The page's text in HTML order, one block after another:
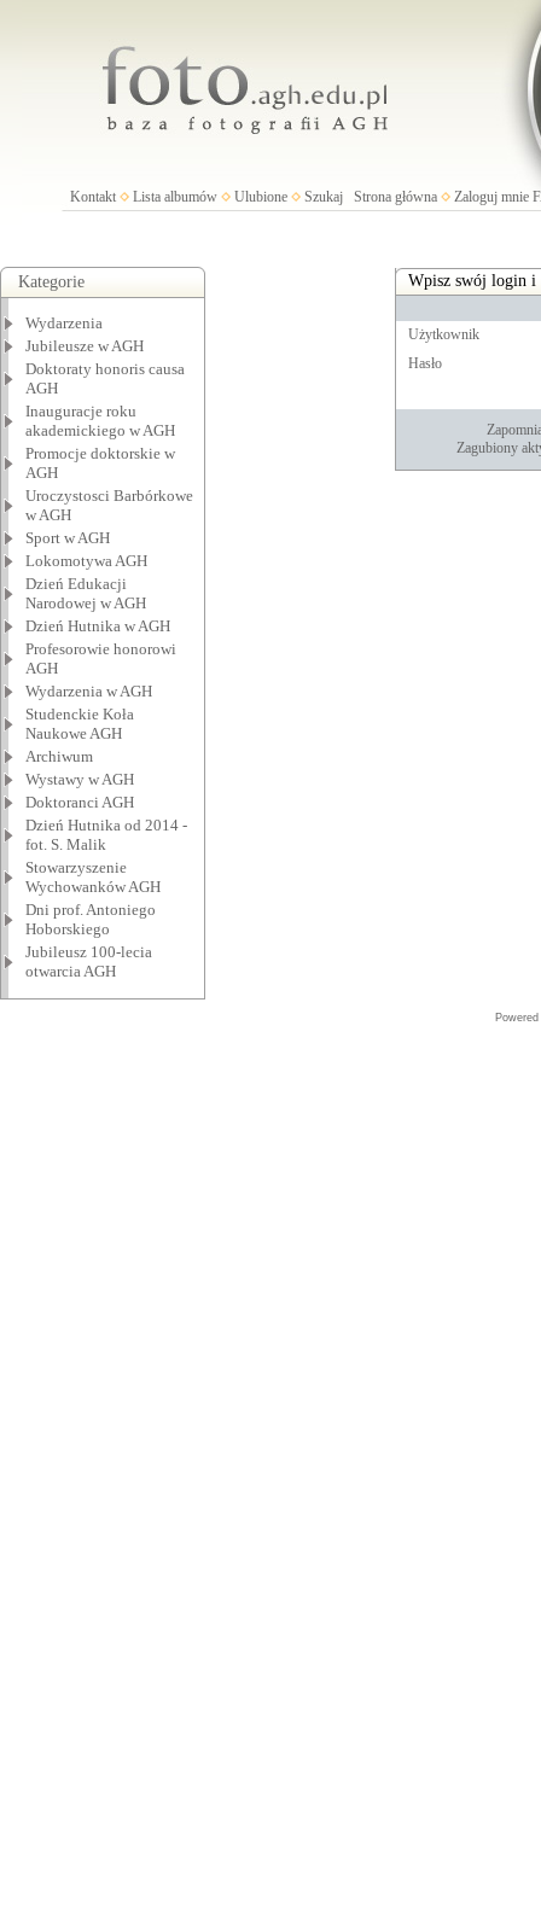
Kontakt Lista albumów Ulubione Szukaj Strona główna Zaloguj mnie
Kategorie
Wydarzenia
Jubileusze w AGH
Doktoraty honoris causa
AGH
Inauguracje roku
akademickiego w AGH
Promocje doktorskie w
AGH
Uroczystosci Barbórkowe
w AGH
Sport w AGH
Lokomotywa AGH
Dzień Edukacji
Narodowej w AGH
Dzień Hutnika w AGH
Profesorowie honorowi
AGH
Wydarzenia w AGH
Studenckie Koła
Naukowe AGH
Archiwum
Wystawy w AGH
Doktoranci AGH
Dzień Hutnika od 2014 -
fot. S. Malik
Stowarzyszenie
Wychowanków AGH
Dni prof. Antoniego
Hoborskiego
Jubileusz 100-lecia
otwarcia AGH
Wpisz swój login i
Użytkownik
Hasło
Zagubiony